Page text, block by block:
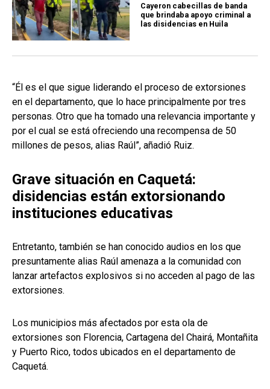
Cayeron cabecillas de banda
que brindaba apoyo criminal a
las disidencias en Huila
“Él es el que sigue liderando el proceso de extorsiones
en el departamento, que lo hace principalmente por tres
personas. Otro que ha tomado una relevancia importante y
por el cual se está ofreciendo una recompensa de 50
millones de pesos, alias Raúl”, añadió Ruiz.
Grave situación en Caquetá:
disidencias están extorsionando
instituciones educativas
Entretanto, también se han conocido audios en los que
presuntamente alias Raúl amenaza a la comunidad con
lanzar artefactos explosivos si no acceden al pago de las
extorsiones.
Los municipios más afectados por esta ola de
extorsiones son Florencia, Cartagena del Chairá, Montañita
y Puerto Rico, todos ubicados en el departamento de
Caquetá.